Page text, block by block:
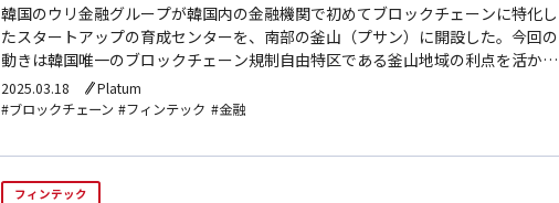
韓国のウリ金融グループが韓国内の金融機関で初めてブロックチェーンに特化し
たスタートアップの育成センターを、南部の釜山（プサン）に開設した。今回の
動きは韓国唯一のブロックチェーン規制自由特区である釜山地域の利点を活かし
た戦略的取り組みと評価されている。ウリ金融グループは13日、釜山広域市に
ブロックチ…
2025.03.18
Platum
#ブロックチェーン #フィンテック #金融
フィンテック